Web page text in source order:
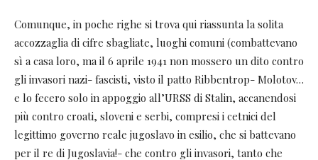
Comunque, in poche righe si trova qui riassunta la solita
accozzaglia di cifre sbagliate, luoghi comuni (combattevano
sì a casa loro, ma il 6 aprile 1941 non mossero un dito contro
gli invasori nazi- fascisti, visto il patto Ribbentrop- Molotov…
e lo fecero solo in appoggio all’URSS di Stalin, accanendosi
più contro croati, sloveni e serbi, compresi i cetnici del
legittimo governo reale jugoslavo in esilio, che si battevano
per il re di Jugoslavia!- che contro gli invasori, tanto che